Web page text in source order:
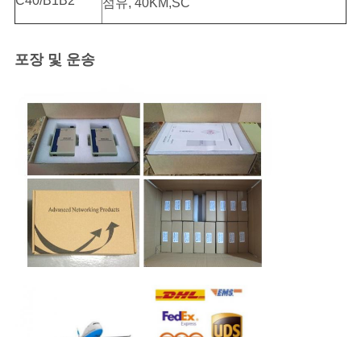
섬유, 40KM,SC
포장 및 운송